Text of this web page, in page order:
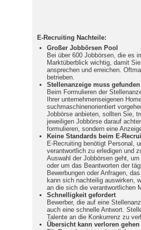
E-Recruiting Nachteile:
Großer Jobbörsen Pool
Bei über 600 Jobbörsen, die es
Marktüberblick wichtig, damit
ansprechen und erreichen.
betrieben.
Stellenanzeige muss
Beim Formulieren der
Ihrer unternehmenseigenen
suchmaschinenorientiert
Jobbörse anbieten, sollten Sie,
jeweiligen Jobbörse darauf
formulieren, sondern eine
Keine Standards beim E-
E-Recruiting benötigt Personal,
verantwortlich zu erledigen und
Auswahl der Jobbörsen geht,
oder um das Beantworten der
Bewerbungen oder Anfragen,
kann sich nachteilig auswirken,
an die sich die verantwortlichen
Schnelligkeit gefordert
Bewerber, die auf eine
auch eine schnelle Antwort.
Talente an die Konkurrenz zu
Übersicht kann verloren gehen